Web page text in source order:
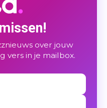
over jouw
vers in je mailbox.